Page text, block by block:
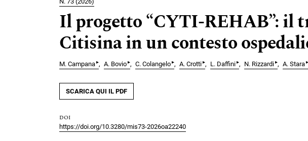
Il progetto “CYTI-REHAB”: il
Citisina in un contesto
M. Campana▸ A. Bovio▸ C. Colangelo▸ A. Crotti▸ L. Daffini▸ N. Rizzardi▸ A. Stara▸
SCARICA QUI IL PDF
DOI
https://doi.org/10.3280/mis73-2026oa22240